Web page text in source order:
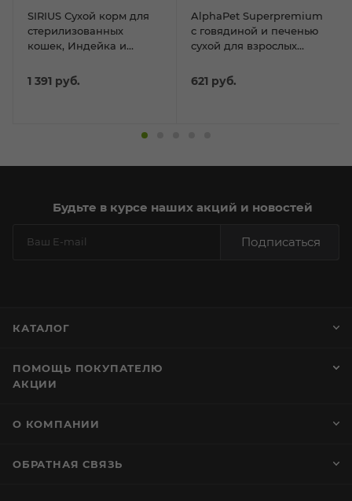
SIRIUS Сухой корм для
стерилизованных
кошек, Индейка и
1 391 руб.
AlphaPet Superpremium
с говядиной и печенью
сухой для взрослых
621 руб.
Будьте в курсе наших акций и новостей
Подписаться
КАТАЛОГ
ПОМОЩЬ ПОКУПАТЕЛЮ
АКЦИИ
О КОМПАНИИ
ОБРАТНАЯ СВЯЗЬ